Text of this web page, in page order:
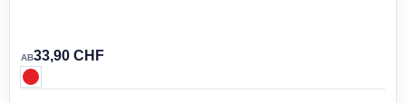
AB33,90 CHF